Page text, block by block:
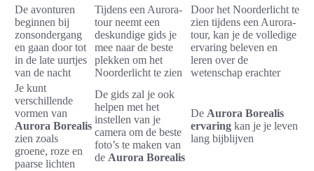
De avonturen
beginnen bij
zonsondergang
en gaan door tot
in de late uurtjes
van de nacht
Tijdens een Aurora-
tour neemt een
deskundige gids je
mee naar de beste
plekken om het
Noorderlicht te zien
Door het Noorderlicht te
zien tijdens een Aurora-
tour, kan je de volledige
ervaring beleven en
leren over de
wetenschap erachter
Je kunt
verschillende
vormen van
Aurora Borealis
zien zoals
groene, roze en
paarse lichten
De gids zal je ook
helpen met het
instellen van je
camera om de beste
foto’s te maken van
de Aurora Borealis
De Aurora Borealis
ervaring kan je je leven
lang bijblijven